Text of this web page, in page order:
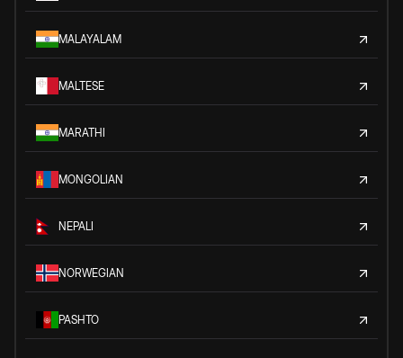
MALAYALAM
MALTESE
MARATHI
MONGOLIAN
NEPALI
NORWEGIAN
PASHTO